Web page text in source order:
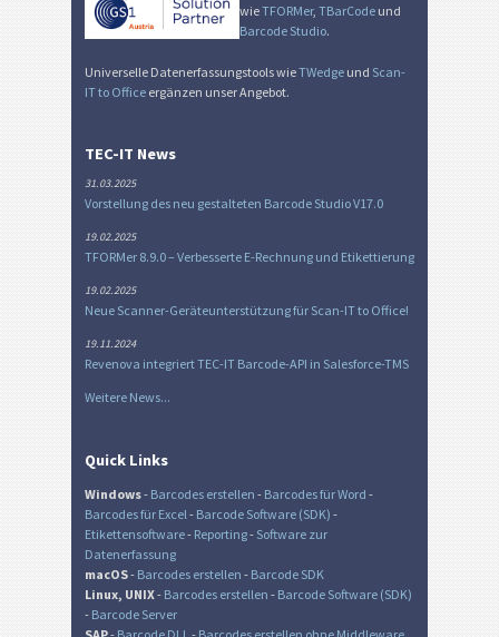
wieTFORMer,TBarCode und
Barcode Studio.
Universelle Datenerfassungstools wieTWedge und Scan-
IT to Office ergänzen unser Angebot.
TEC-IT News
31.03.2025
Vorstellung des neu gestalteten Barcode Studio V17.0
19.02.2025
TFORMer 8.9.0 – Verbesserte E-Rechnung und Etikettierung
19.02.2025
Neue Scanner-Geräteunterstützung für Scan-IT to Office!
19.11.2024
Revenova integriert TEC-IT Barcode-API in Salesforce-TMS
Weitere News...
Quick Links
Windows- Barcodes erstellen - Barcodes für Word -
Barcodes für Excel - Barcode Software (SDK) -
Etikettensoftware- Reporting- Software zur
Datenerfassung
macOS- Barcodes erstellen - Barcode SDK
Linux, UNIX- Barcodes erstellen - Barcode Software (SDK)
- Barcode Server